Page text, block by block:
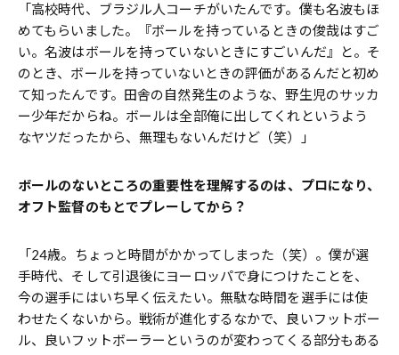
「高校時代、ブラジル人コーチがいたんです。僕も名波もほ
めてもらいました。『ボールを持っているときの俊哉はすご
い。名波はボールを持っていないときにすごいんだ』と。そ
のとき、ボールを持っていないときの評価があるんだと初め
て知ったんです。田舎の自然発生のような、野生児のサッカ
ー少年だからね。ボールは全部俺に出してくれというよう
なヤツだったから、無理もないんだけど（笑）」
――ボールのないところの重要性を理解するのは、プロになり、
オフト監督のもとでプレーしてから？
「24歳。ちょっと時間がかかってしまった（笑）。僕が選
手時代、そして引退後にヨーロッパで身につけたことを、
今の選手にはいち早く伝えたい。無駄な時間を選手には使
わせたくないから。戦術が進化するなかで、良いフットボー
ル、良いフットボーラーというのが変わってくる部分もある